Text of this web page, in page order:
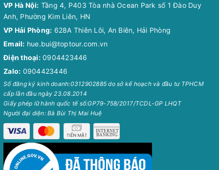
VP Hà Nội: Tầng 4, P403 Tòa nhà Ocean Park số 1 Đào Duy
Anh, Phường Kim Liên, HN
VP Hải Phòng: 628A Thiên Lôi, An Biên, Hải Phòng
Email: hue.bui@toptour.com.vn
Điện thoại: 0904423446
Zalo: 0904423446
Số đăng ký kinh doanh:0312902885 do sở kế hoạch và đầu tư TPHCM
cấp lần đầu ngày 23.08.2014
Giấy phép lữ hành quốc tế số:GP79-758/2017/TCDL-GP LHQT
Người đại diện: Bà Bùi Thị Mai Huệ